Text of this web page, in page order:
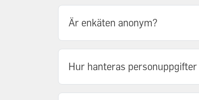
Är enkäten anonym?
Hur hanteras